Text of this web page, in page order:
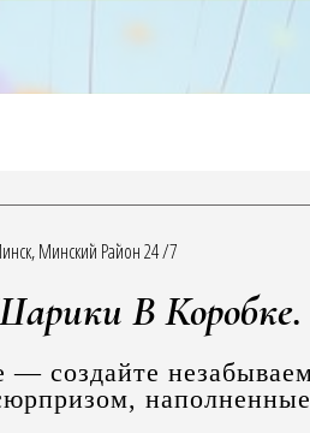
Минский Район 24 /7
В Коробке.
создайте